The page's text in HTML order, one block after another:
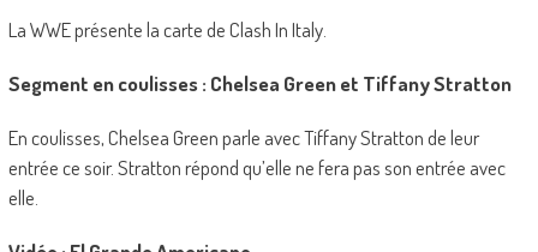
La WWE présente la carte de Clash In Italy.
Segment en coulisses : Chelsea Green et Tiffany Stratton
En coulisses, Chelsea Green parle avec Tiffany Stratton de leur
entrée ce soir. Stratton répond qu’elle ne fera pas son entrée avec
elle.